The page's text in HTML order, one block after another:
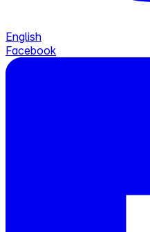
English
Facebook